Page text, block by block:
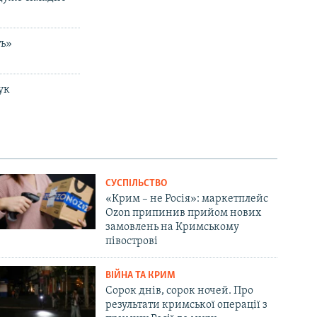
СУСПІЛЬСТВО
«Крим – не Росія»: маркетплейс
Ozon припинив прийом нових
замовлень на Кримському
півострові
ВІЙНА ТА КРИМ
Сорок днів, сорок ночей. Про
результати кримської операції з